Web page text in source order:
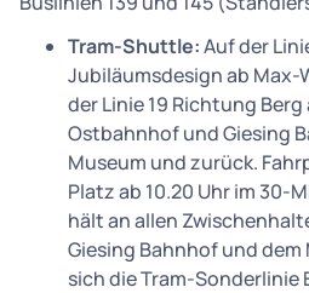
Tram-Shuttle:Auf der
Jubiläumsdesign ab
der Linie 19 Richtung
Ostbahnhof und Giesing
Museum und zurück.
Platz ab 10.20 Uhr im 30-
hält an allen
Giesing Bahnhof und dem
sich die Tram-Sonderlinie